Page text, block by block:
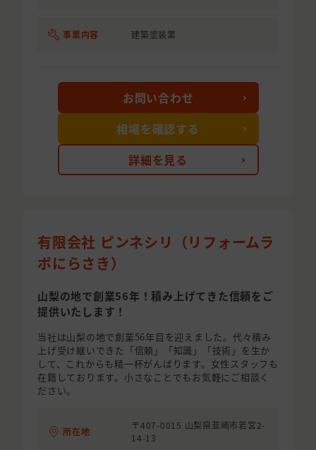
事業内容 建築塗装業
詳細を見る
お問い合わせ
相場を確認する
有限会社 ピンネシリ（リフォームラ
ボにらさき）
山梨の地で創業56年！積み上げてきた信頼をご
提供いたします！
当社は山梨の地で創業56年目を迎えました。代々積み
上げ受け継いできた「信頼」「知識」「技術」を生か
して、これからも精一杯がんばります。女性スタッフも
在籍しております。小さなことでもお気軽にご相談く
ださい。
所在地
〒407-0015 山梨県韮崎市若宮2-
14-13